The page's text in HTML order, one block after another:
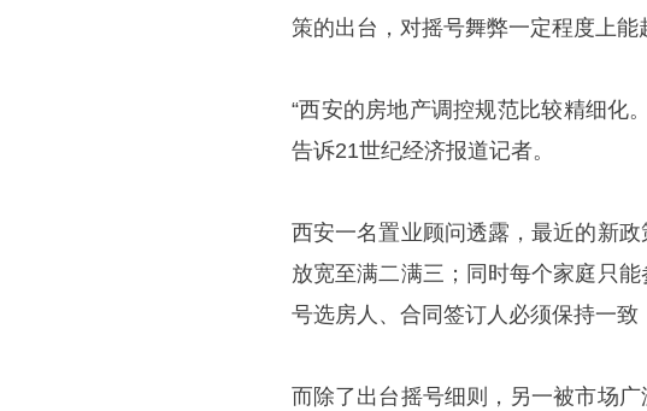
策的出台，对摇号舞弊一定程度上能
“西安的房地产调控规范比较精细化
告诉21世纪经济报道记者。
西安一名置业顾问透露，最近的新
放宽至满二满三；同时每个家庭只
号选房人、合同签订人必须保持一致
而除了出台摇号细则，另一被市场